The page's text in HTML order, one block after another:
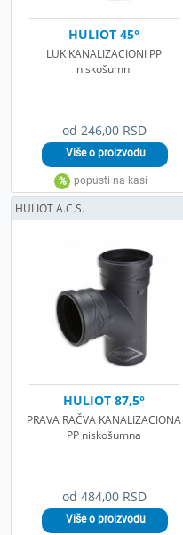
od 246,00 RSD
HULIOT 45°
LUK KANALIZACIONI PP
niskošumni
od 484,00 RSD
HULIOT 87,5°
PRAVA RAČVA KANALIZACIONA
PP niskošumna
HULIOT A.C.S.